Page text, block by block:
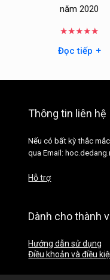
năm 2020
★★★★★
Đọc tiếp +
Thông tin liên hệ
Nếu có bất kỳ thắc
qua Email:
Hỗ trợ
Dành cho thành
Hướng dẫn sử dụng
Điều khoản và điều